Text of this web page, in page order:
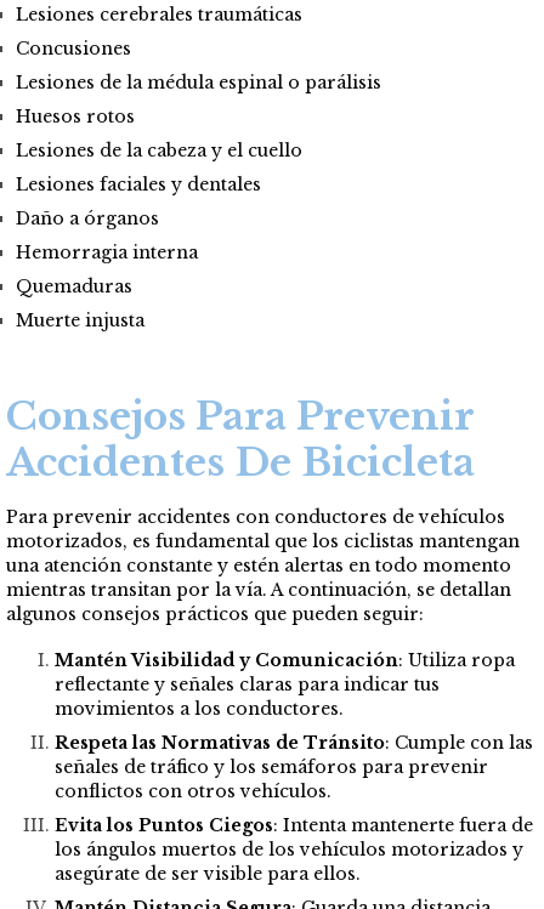
Lesiones cerebrales traumáticas
Concusiones
Lesiones de la médula espinal o parálisis
Huesos rotos
Lesiones de la cabeza y el cuello
Lesiones faciales y dentales
Daño a órganos
Hemorragia interna
Quemaduras
Muerte injusta
Consejos Para Prevenir
Accidentes De Bicicleta
Para prevenir accidentes con conductores de vehículos
motorizados, es fundamental que los ciclistas mantengan
una atención constante y estén alertas en todo momento
mientras transitan por la vía. A continuación, se detallan
algunos consejos prácticos que pueden seguir:
Mantén Visibilidad y Comunicación: Utiliza ropa
reflectante y señales claras para indicar tus
movimientos a los conductores.
Respeta las Normativas de Tránsito: Cumple con las
señales de tráfico y los semáforos para prevenir
conflictos con otros vehículos.
Evita los Puntos Ciegos: Intenta mantenerte fuera de
los ángulos muertos de los vehículos motorizados y
asegúrate de ser visible para ellos.